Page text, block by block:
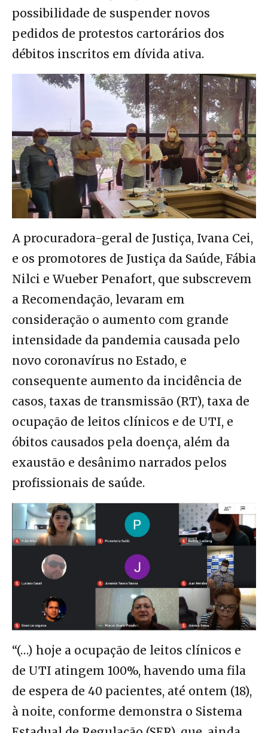
possibilidade de suspender novos
pedidos de protestos cartorários dos
débitos inscritos em dívida ativa.
A procuradora-geral de Justiça, Ivana Cei,
e os promotores de Justiça da Saúde, Fábia
Nilci e Wueber Penafort, que subscrevem
a Recomendação, levaram em
consideração o aumento com grande
intensidade da pandemia causada pelo
novo coronavírus no Estado, e
consequente aumento da incidência de
casos, taxas de transmissão (RT), taxa de
ocupação de leitos clínicos e de UTI, e
óbitos causados pela doença, além da
exaustão e desânimo narrados pelos
profissionais de saúde.
“(…) hoje a ocupação de leitos clínicos e
de UTI atingem 100%, havendo uma fila
de espera de 40 pacientes, até ontem (18),
à noite, conforme demonstra o Sistema